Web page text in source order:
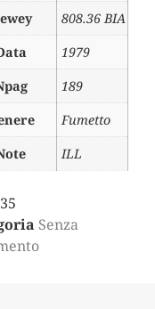
808.36 BIA
1979
189
Fumetto
ILL
35
Senza